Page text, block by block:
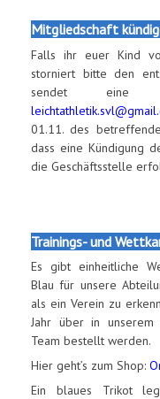
Mitgliedschaft
Falls ihr euer Kind
storniert bitte den
sendet eine
01.11. des
dass eine Kündigung
die Geschäftsstelle
Trainings- und
Es gibt einheitliche
Blau für unsere
als ein Verein zu
Jahr über in
Team bestellt werden.
Hier geht’s zum Shop:
Ein blaues Trikot